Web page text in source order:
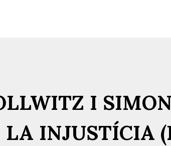
I
LA INJUSTÍCIA